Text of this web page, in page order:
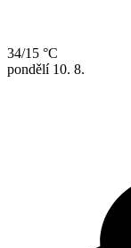
34/15 °C
pondělí 10. 8.